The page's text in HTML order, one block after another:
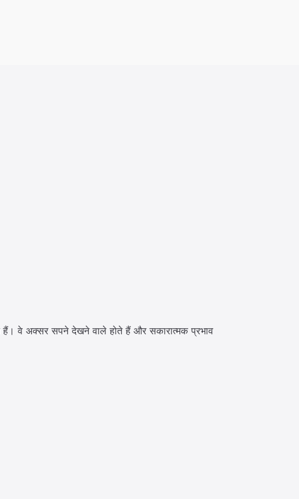
हैं। वे अक्सर सपने देखने वाले होते हैं और सकारात्मक प्रभाव